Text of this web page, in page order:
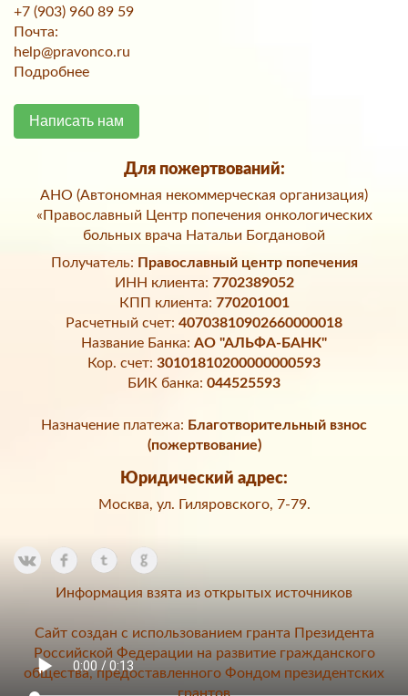
+7 (903) 960 89 59
Почта:
help@pravonco.ru
Подробнее
Написать нам
Для пожертвований:
АНО (Автономная некоммерческая организация)
«Православный Центр попечения онкологических
больных врача Натальи Богдановой
Получатель: Православный центр попечения
ИНН клиента: 7702389052
КПП клиента: 770201001
Расчетный счет: 40703810902660000018
Название Банка: АО "АЛЬФА-БАНК"
Кор. счет: 30101810200000000593
БИК банка: 044525593
Назначение платежа: Благотворительный взнос
(пожертвование)
Юридический адрес:
Москва, ул. Гиляровского, 7-79.
Информация взята из открытых источников
Сайт создан с использованием гранта Президента
Российской Федерации на развитие гражданского
общества, предоставленного Фондом президентских